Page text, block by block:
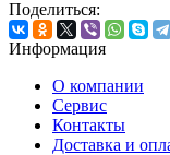
Поделиться:
Информация
О компании
Сервис
Контакты
Доставка и